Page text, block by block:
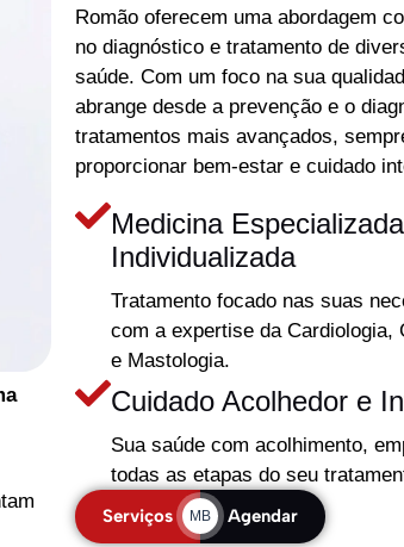
Romão oferecem uma abordagem
no diagnóstico e tratamento de
saúde. Com um foco na sua
abrange desde a prevenção e o
tratamentos mais avançados,
proporcionar bem-estar e cuidado
Medicina
Individualizada
Tratamento focado nas suas
com a expertise da Cardiologia,
e Mastologia.
Cuidado Acolhedor e
Sua saúde com acolhimento,
todas as etapas do seu
Serviços MB Agendar